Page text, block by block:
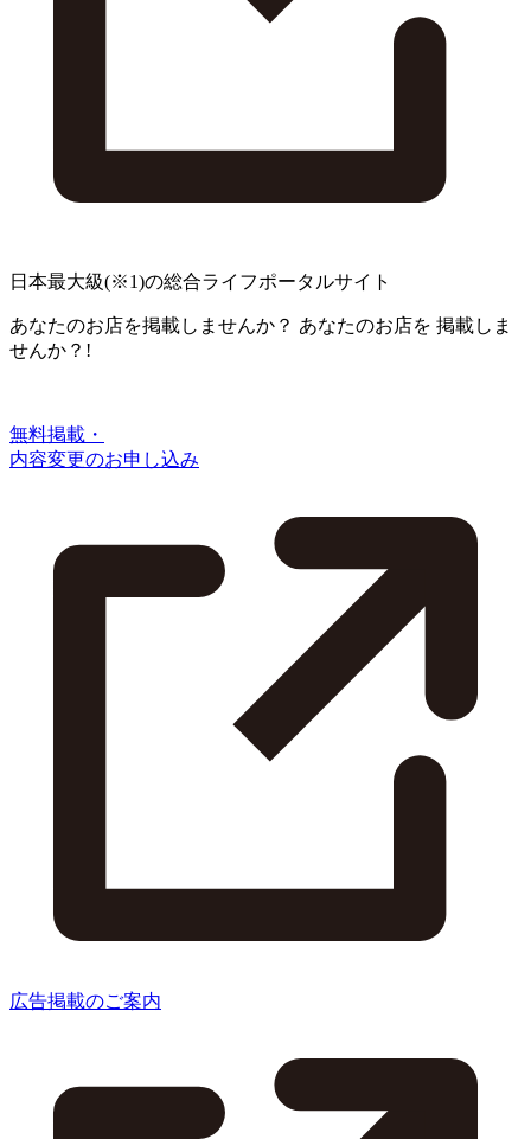
日本最大級(※1)の総合ライフポータルサイト
あなたのお店を掲載しませんか？ あなたのお店を 掲載しま
せんか？!
無料掲載・
内容変更のお申し込み
広告掲載のご案内